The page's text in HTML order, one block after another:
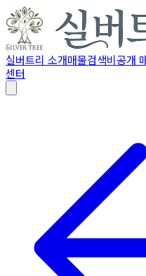
실버트리 소개매물검색비공개
센터